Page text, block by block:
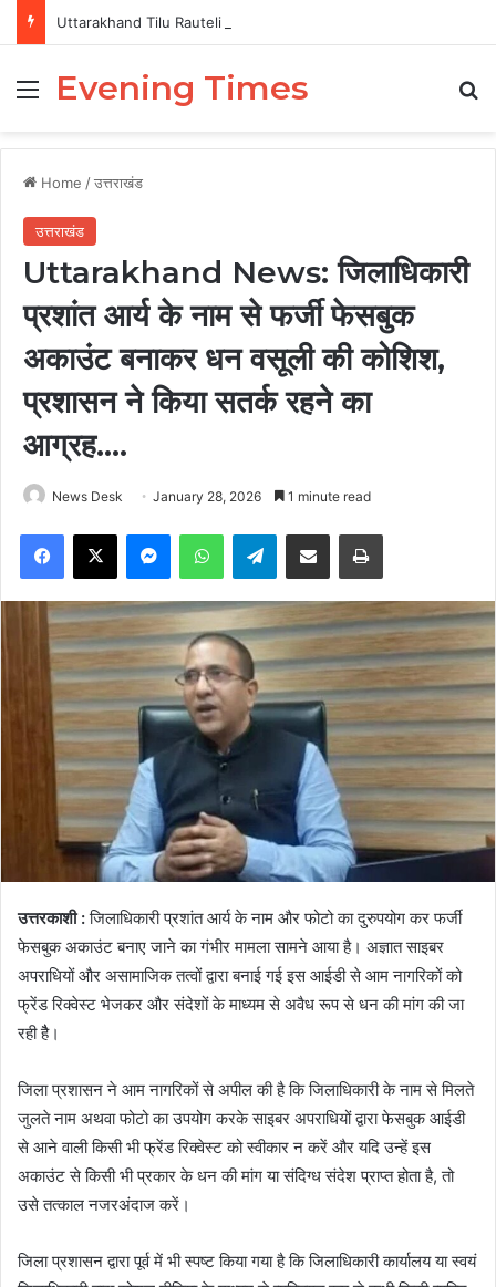
MenuEvening Times
Home /उत्तराखंड
उत्तराखंड
Uttarakhand News: जिलाधिकारी
प्रशांत आर्य के नाम से फर्जी फेसबुक
अकाउंट बनाकर धन वसूली की कोशिश,
प्रशासन ने किया सतर्क रहने का
आग्रह….
News Desk January 28, 2026 1 minute read
Facebook
X MessengerWhatsAppTelegramShare via Email Print
उत्तरकाशी :जिलाधिकारी प्रशांत आर्य के नाम और फोटो का दुरुपयोग कर फर्जी
फेसबुक अकाउंट बनाए जाने का गंभीर मामला सामने आया है। अज्ञात साइबर
अपराधियों और असामाजिक तत्वों द्वारा बनाई गई इस आईडी से आम नागरिकों को
फ्रेंड रिक्वेस्ट भेजकर और संदेशों के माध्यम से अवैध रूप से धन की मांग की जा
रही हैै।
जिला प्रशासन ने आम नागरिकों से अपील की है कि जिलाधिकारी के नाम से मिलते
जुलते नाम अथवा फोटो का उपयोग करके साइबर अपराधियों द्वारा फेसबुक आईडी
से आने वाली किसी भी फ्रेंड रिक्वेस्ट को स्वीकार न करें और यदि उन्हें इस
अकाउंट से किसी भी प्रकार के धन की मांग या संदिग्ध संदेश प्राप्त होता है, तो
उसे तत्काल नजरअंदाज करें।
जिला प्रशासन द्वारा पूर्व में भी स्पष्ट किया गया है कि जिलाधिकारी कार्यालय या स्वयं